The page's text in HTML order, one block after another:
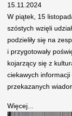
15.11.2024
W piątek, 15
szóstych wzięli
podzieliły się na
i przygotowały
kojarzący się z
ciekawych
przekazanych
Więcej...